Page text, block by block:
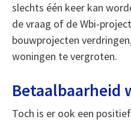
slechts één keer kan
de vraag of de Wbi-
bouwprojecten
woningen te vergroten.
Betaalbaarheid
Toch is er ook een